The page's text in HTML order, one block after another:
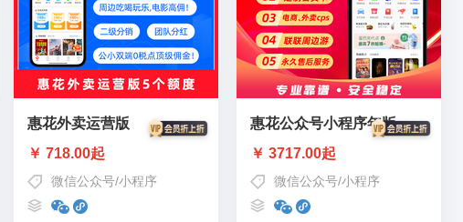
惠花外卖运营版
￥ 718.00起
微信公众号/小程序
惠花公众号小程序年版
￥ 3717.00起
微信公众号/小程序